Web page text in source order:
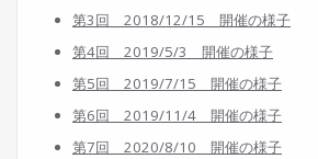
第3回 2018/12/15 開催の様子
第4回 2019/5/3 開催の様子
第5回 2019/7/15 開催の様子
第6回 2019/11/4 開催の様子
第7回 2020/8/10 開催の様子